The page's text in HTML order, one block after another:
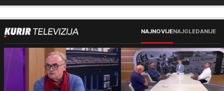
NAJNOVIJENAJGLEDANIJE